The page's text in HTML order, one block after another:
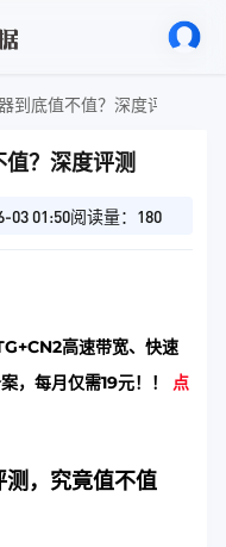
到底值不值？深度评测
？深度评测
03 01:50阅读量：180
高速带宽、快速
，每月仅需19元！！ 点
，究竟值不值